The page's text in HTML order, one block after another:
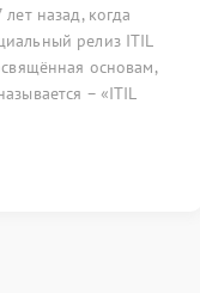
назад, когда
релиз ITIL
основам,
– «ITIL